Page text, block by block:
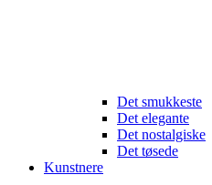
Det smukkeste
Det elegante
Det nostalgiske
Det tøsede
Kunstnere